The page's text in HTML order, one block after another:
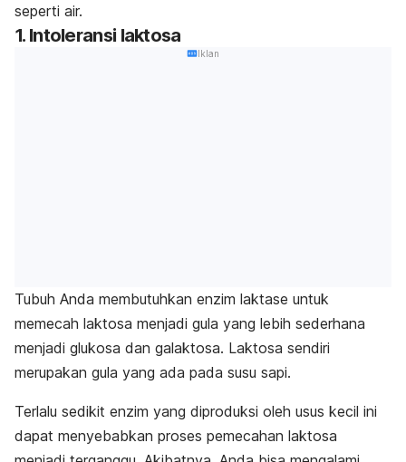
seperti air.
1. Intoleransi laktosa
Iklan
Tubuh Anda membutuhkan enzim laktase untuk
memecah laktosa menjadi gula yang lebih sederhana
menjadi glukosa dan galaktosa. Laktosa sendiri
merupakan gula yang ada pada susu sapi.
Terlalu sedikit enzim yang diproduksi oleh usus kecil ini
dapat menyebabkan proses pemecahan laktosa